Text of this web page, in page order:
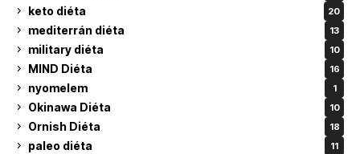
keto diéta 20
mediterrán diéta 13
military diéta 10
MIND Diéta 16
nyomelem 1
Okinawa Diéta 10
Ornish Diéta 18
paleo diéta 11